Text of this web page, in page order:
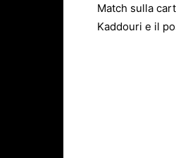
Match sulla
Kaddouri e il